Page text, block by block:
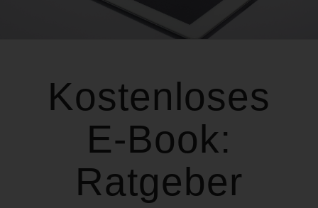
Kostenloses
E-Book:
Ratgeber